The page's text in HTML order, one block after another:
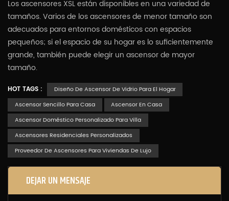
Los ascensores XSL están disponibles en una variedad de
tamaños. Varios de los ascensores de menor tamaño son
adecuados para entornos domésticos con espacios
pequeños; si el espacio de su hogar es lo suficientemente
grande, también puede elegir un ascensor de mayor
tamaño.
HOT TAGS :
Diseño De Ascensor De Vidrio Para El Hogar
Ascensor Sencillo Para Casa
Ascensor En Casa
Ascensor Doméstico Personalizado Para Villa
Ascensores Residenciales Personalizados
Proveedor De Ascensores Para Viviendas De Lujo
DEJAR UN MENSAJE